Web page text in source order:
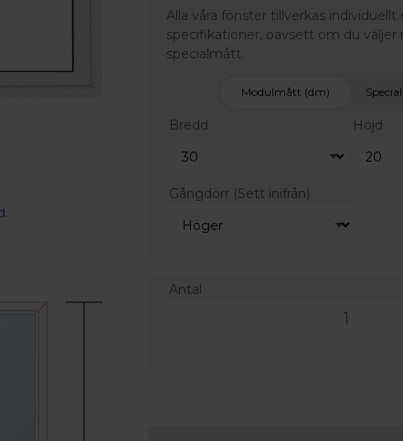
Alla våra fönster tillverkas
specifikationer, oavsett om du
specialmått.
Modulmått (dm)
Bredd Höjd
Gångdörr (Sett inifrån)
Antal